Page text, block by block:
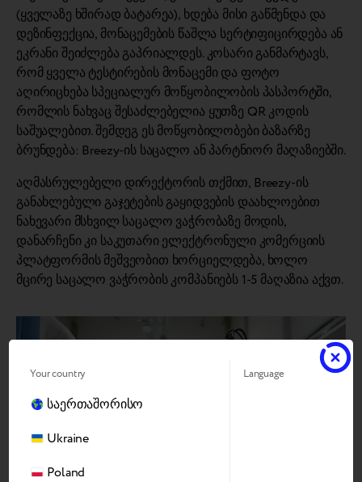
(ყველაზე ხშირად ბატარეა), ხდება მისი გაწმენდა და
დეზინფექცია, მონაცემების წაშლა სერტიფიცირდება ან
ეკრანი შეიძლება გაპრიალდეს. კოსარი განმარტავს,
რომ ყველა ტესტირების მონაცემი და ფოტო
აღირიცხება სპეციალურ მოწყობილობის პასპორტში,
რომლის ნახვაც შესაძლებელია ყუთზე QR კოდის
საშუალებით. შემდეგ ეს მოწყობილობები ბაზარზე
ბრუნდება: Breezy-ის საცალო ან პარტნიორ მაღაზიებში.
აღმასრულებელი დირექტორის თქმით, Breezy-ის
განახლებული გაჯეტების გაყიდვების დაახლოებით
ნახევარი მსხვილ საცალო ვაჭრობაზე მოდის,
დანარჩენი კი საკუთარი ელექტრონული კომერციის
პლატფორმის მეშვეობით ხორციელდება, ხოლო
მცირე საცალო ვაჭრობის კომპანიებს 1-5 მაღაზია აქვთ.
Your country
საერთაშორისო
Ukraine
Poland
Language